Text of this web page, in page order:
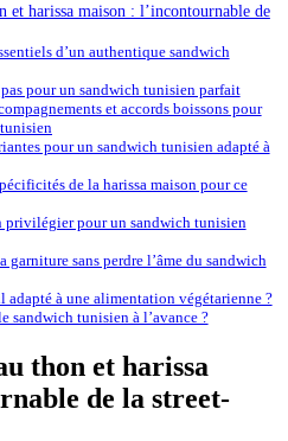
et harissa maison : l’incontournable de
d’un authentique sandwich
pour un sandwich tunisien parfait
et accords boissons pour
pour un sandwich tunisien adapté à
de la harissa maison pour ce
privilégier pour un sandwich tunisien
garniture sans perdre l’âme du sandwich
adapté à une alimentation végétarienne ?
sandwich tunisien à l’avance ?
thon et harissa
de la street-